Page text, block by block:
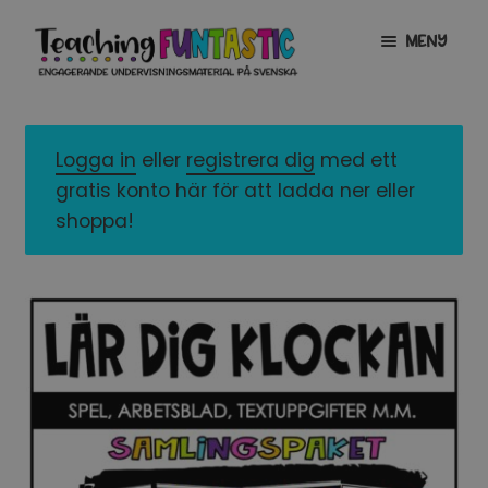
Hoppa
till
navigering
Gå
till
innehåll
MENY
MITT KONTO
GRATISMATERIAL
LICENSER
EXPANDERA
UNDERMENY
TYPSNITT
TIPSHÖRNAN
Logga in eller registrera dig med ett
gratis konto här för att ladda ner eller
shoppa!